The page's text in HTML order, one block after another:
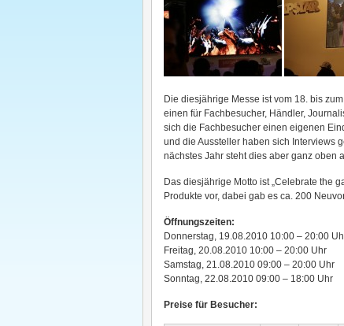
Die diesjährige Messe ist vom 18. bis
einen für Fachbesucher, Händler,
sich die Fachbesucher einen eigenen
und die Aussteller haben sich Interviews
nächstes Jahr steht dies aber ganz oben
Das diesjährige Motto ist „Celebrate the
Produkte vor, dabei gab es ca. 200
Öffnungszeiten:
Donnerstag, 19.08.2010 10:00 – 20:00
Freitag, 20.08.2010 10:00 – 20:00 Uhr
Samstag, 21.08.2010 09:00 – 20:00 Uhr
Sonntag, 22.08.2010 09:00 – 18:00 Uhr
Preise für Besucher: